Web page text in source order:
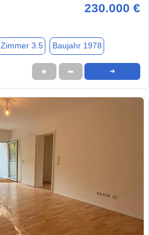
230.000 €
Zimmer 3.5 Baujahr 1978
★ ➦ ➜